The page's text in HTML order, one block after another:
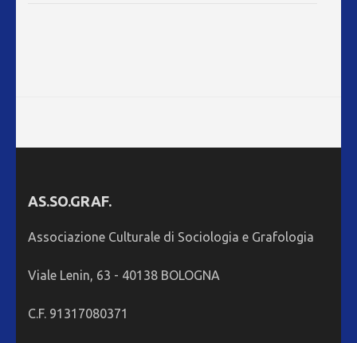
AS.SO.GRAF.
Associazione Culturale di Sociologia e Grafologia
Viale Lenin, 63 - 40138 BOLOGNA
C.F. 91317080371